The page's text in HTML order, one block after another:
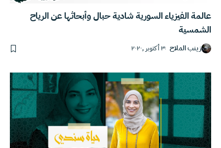
عالمة الفيزياء السورية شادية حبال وأبحاثها عن الرياح
الشمسية
زينب الملاح ٣ أكتوبر ,٢٠٢٠